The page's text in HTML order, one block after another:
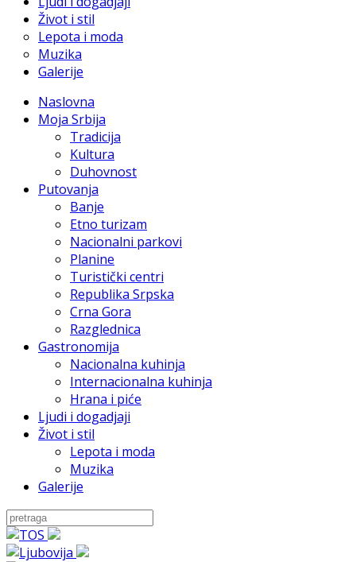
Život i stil
Lepota i moda
Muzika
Galerije
Naslovna
Moja Srbija
Tradicija
Kultura
Duhovnost
Putovanja
Banje
Etno turizam
Nacionalni parkovi
Planine
Turistički centri
Republika Srpska
Crna Gora
Razglednica
Gastronomija
Nacionalna kuhinja
Internacionalna kuhinja
Hrana i piće
Ljudi i dogadjaji
Život i stil
Lepota i moda
Muzika
Galerije